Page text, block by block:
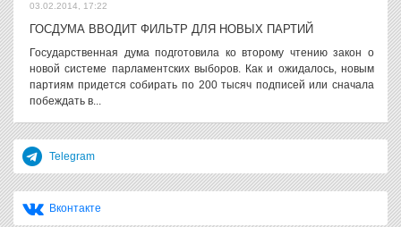
03.02.2014, 17:22
ГОСДУМА ВВОДИТ ФИЛЬТР ДЛЯ НОВЫХ ПАРТИЙ
Государственная дума подготовила ко второму чтению закон о
новой системе парламентских выборов. Как и ожидалось, новым
партиям придется собирать по 200 тысяч подписей или сначала
побеждать в...
Telegram
Вконтакте